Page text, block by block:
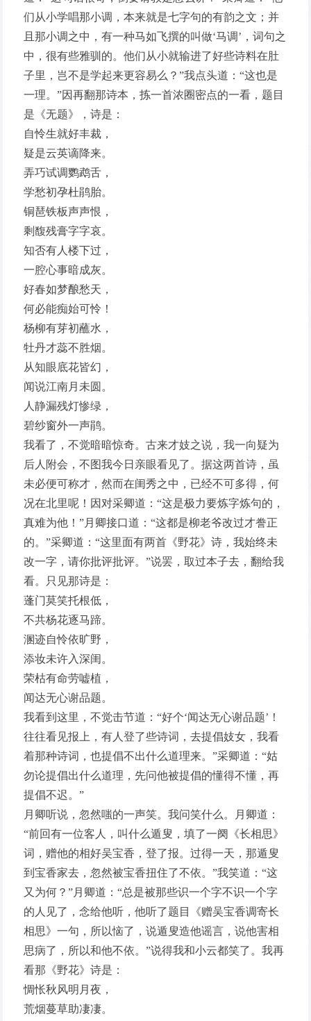
们从小学唱那小调，本来就是七字句的有韵之文；并
且那小调之中，有一种马如飞撰的叫做‘马调’，词句之
中，很有些雅驯的。他们从小就输进了好些诗料在肚
子里，岂不是学起来更容易么？”我点头道：“这也是
一理。”因再翻那诗本，拣一首浓圈密点的一看，题目
是《无题》，诗是：
自怜生就好丰裁，
疑是云英谪降来。
弄巧试调鹦鹉舌，
学愁初孕杜鹃胎。
铜琶铁板声声恨，
剩馥残膏字字哀。
知否有人楼下过，
一腔心事暗成灰。
好春如梦酿愁天，
何必能痴始可怜！
杨柳有芽初蘸水，
牡丹才蕊不胜烟。
从知眼底花皆幻，
闻说江南月未圆。
人静漏残灯惨绿，
碧纱窗外一声鹃。
我看了，不觉暗暗惊奇。古来才妓之说，我一向疑为
后人附会，不图我今日亲眼看见了。据这两首诗，虽
未必便可称才，然而在闺秀之中，已经不可多得，何
况在北里呢！因对采卿道：“这是极力要炼字炼句的，
真难为他！”月卿接口道：“这都是柳老爷改过才誊正
的。”采卿道：“这里面有两首《野花》诗，我始终未
改一字，请你批评批评。”说罢，取过本子去，翻给我
看。只见那诗是：
蓬门莫笑托根低，
不共杨花逐马蹄。
溷迹自怜依旷野，
添妆未许入深闺。
荣枯有命劳嘘植，
闻达无心谢品题。
我看到这里，不觉击节道：“好个‘闻达无心谢品题’！
往往看见报上，有人登了些诗词，去提倡妓女，我看
着那种诗词，也提倡不出什么道理来。”采卿道：“姑
勿论提倡出什么道理，先问他被提倡的懂得不懂，再
提倡不迟。”
月卿听说，忽然嗤的一声笑。我问笑什么。月卿道：
“前回有一位客人，叫什么遁叟，填了一阕《长相思》
词，赠他的相好吴宝香，登了报。过得一天，那遁叟
到宝香家去，忽然被宝香扭住了不依。”我笑道：“这
又为何？”月卿道：“总是被那些识一个字不识一个字
的人见了，念给他听，他听了题目《赠吴宝香调寄长
相思》一句，所以恼了，说遁叟造他谣言，说他害相
思病了，所以和他不依。”说得我和小云都笑了。我再
看那《野花》诗是：
惆怅秋风明月夜，
荒烟蔓草助凄凄。